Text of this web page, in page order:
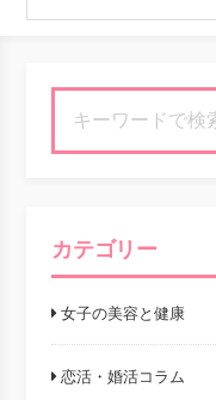
カテゴリー
女子の美容と健康
恋活・婚活コラム